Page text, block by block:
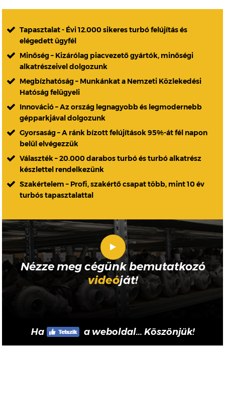
Tapasztalat - Évi 12.000 sikeres turbó felújítás és
elégedett ügyfél
Minőség – Kizárólag piacvezető gyártók, minőségi
alkatrészeivel dolgozunk
Megbízhatóság – Munkánkat a Nemzeti Közlekedési
Hatóság felügyeli
Innováció – Az ország legnagyobb és legmodernebb
gépparkjával dolgozunk
Gyorsaság – A ránk bízott felújítások 95%-át fél napon
belül elvégezzük
Választék – 20.000 darabos turbó és turbó alkatrész
készlettel rendelkezünk
Szakértelem – Profi, szakértő csapat több, mint 10 év
turbós tapasztalattal
Nézze meg cégünk bemutatkozó
videóját!
Ha a weboldal... Köszönjük!